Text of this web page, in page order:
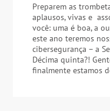
Preparem as
aplausos, vivas e
você: uma é boa, a
este ano teremos
cibersegurança – a
Décima quinta?!
finalmente estamos